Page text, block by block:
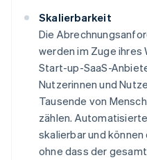
Skalierbarkeit
Die
werden im Zuge ihres
Start-up-SaaS-
Nutzerinnen und
Tausende von
zählen.
skalierbar und
ohne dass der